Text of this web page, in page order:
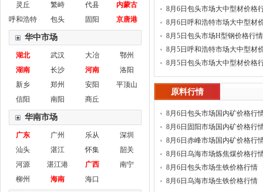
灵丘
繁峙 代县
内蒙古
呼和浩特
包头 固阳 京唐港
华中市场
湖北 武汉 大冶
鄂州
湖南
长沙 河南
洛阳
新乡
郑州 安阳
平顶山
信阳
南阳 商丘
华南市场
广东 广州 乐从
深圳
汕头
湛江 怀集
韶关
河源
湛江港 广西
南宁
柳州
海南 海口
8月6日包头市场大中型材价格
8月6日呼和浩特市场大中型材
情
8月5日包头市场H型钢价格行情
8月5日呼和浩特市场大中型材
情
8月5日包头市场大中型材价格
原料行情
8月6日包头市场国内矿价格行
8月6日固阳市场国内矿价格行
8月6日赤峰市场国内矿价格行
8月6日乌海市场炼焦煤价格行
8月6日包头市场生铁价格行情
8月6日乌海市场生铁价格行情